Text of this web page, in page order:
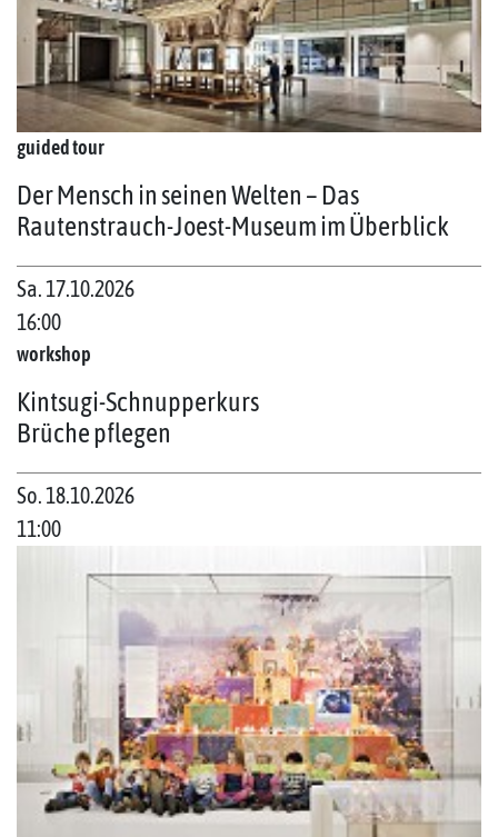
guided tour
Der Mensch in seinen Welten – Das
Rautenstrauch-Joest-Museum im Überblick
Sa. 17.10.2026
16:00
workshop
Kintsugi-Schnupperkurs
Brüche pflegen
So. 18.10.2026
11:00